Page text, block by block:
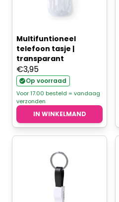
Multifuntioneel
telefoon tasje |
transparant
€3,95
Op voorraad
Voor 17.00 besteld = vandaag
verzonden
IN WINKELMAND